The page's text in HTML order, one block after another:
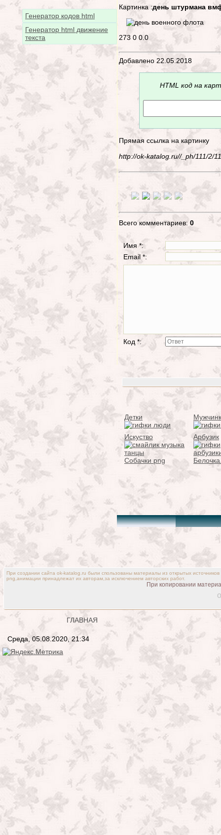
Генератор кодов html
Генератор html движение
текста
Картинка :день штурмана
273 0 0.0
Добавлено 22.05.2018
HTML код на
Прямая ссылка на картинку
http://ok-katalog.ru//_ph/111/2/
Всего комментариев: 0
Имя *:
Email *:
Код *:
Детки
Искуство Арбузик
Собачки png
При создании сайта ok-katalog.ru были спользованы материалы из открытых
png,анимации принадлежат их авторам,за исключением авторских работ.
При копировании
ГЛАВНАЯ
Среда, 05.08.2020, 21:34